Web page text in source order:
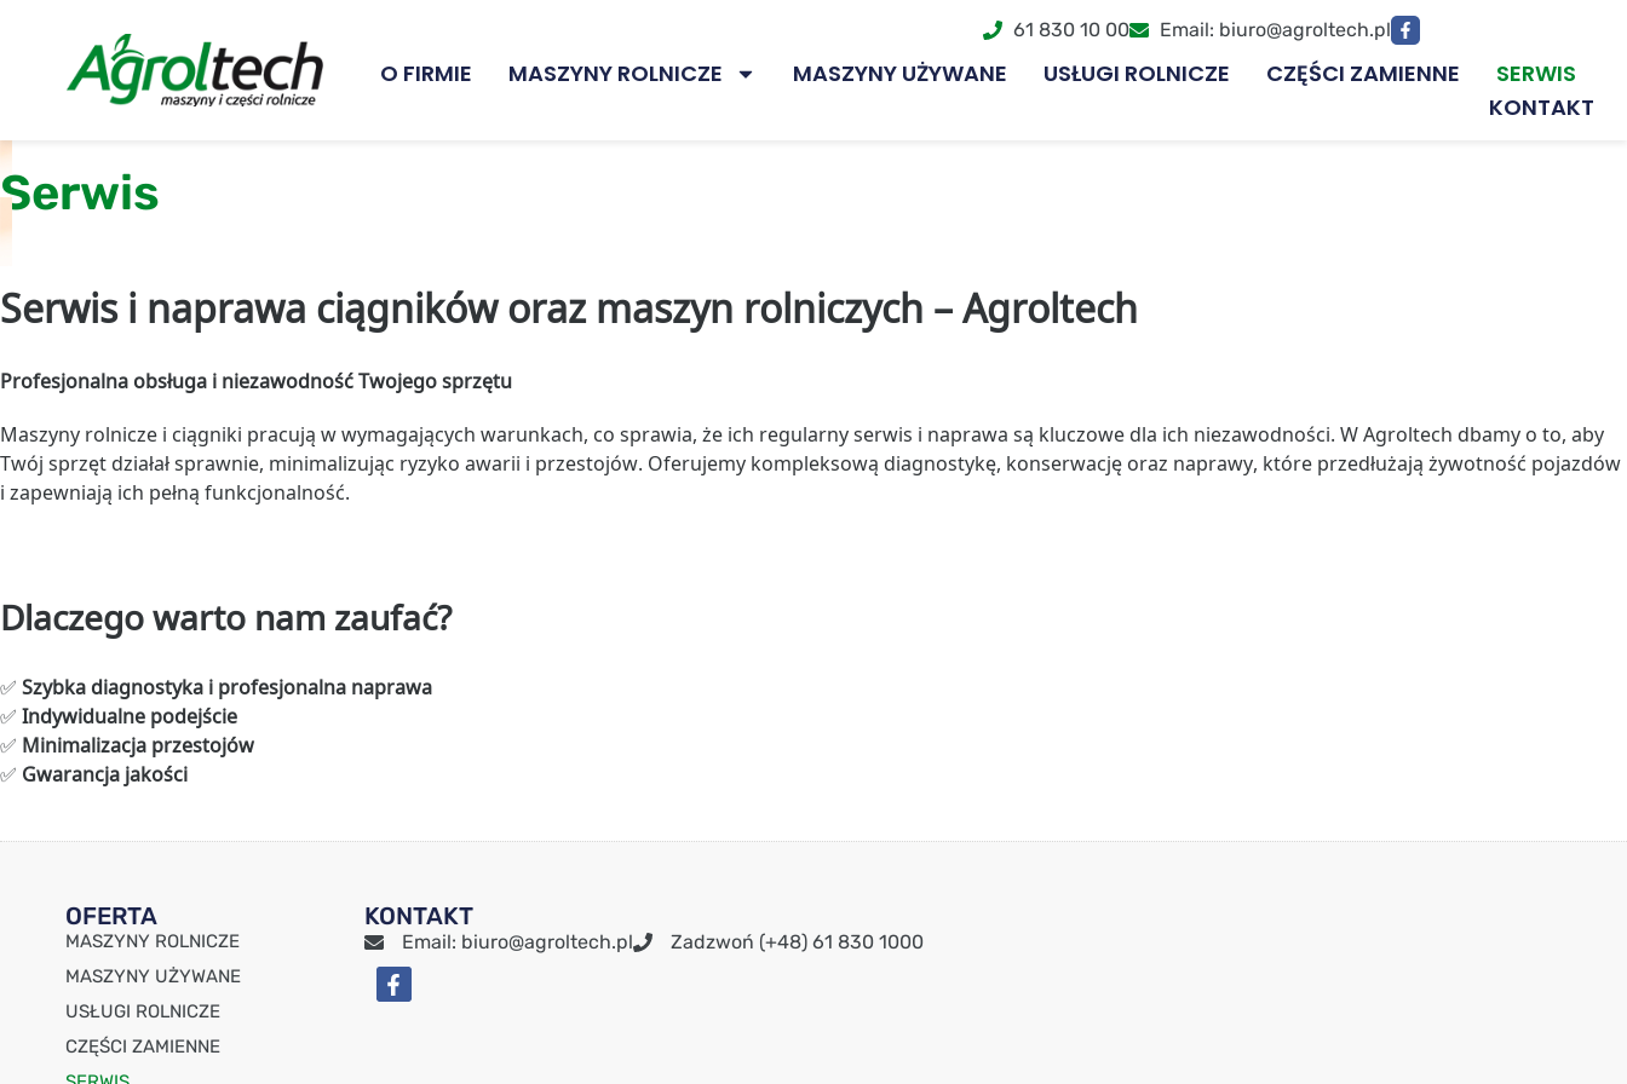
61 830 10 00 Email: biuro@agroltech.pl
O FIRMIE MASZYNY ROLNICZE MASZYNY UŻYWANE USŁUGI ROLNICZE CZĘŚCI ZAMIENNE
SERWIS
KONTAKT
Serwis
Serwis i naprawa ciągników oraz maszyn rolniczych – Agroltech
Profesjonalna obsługa i niezawodność Twojego sprzętu
Maszyny rolnicze i ciągniki pracują w wymagających warunkach, co sprawia, że ich regularny serwis i naprawa są kluczowe dla ich niezawodności. W Agroltech dbamy o to, aby
Twój sprzęt działał sprawnie, minimalizując ryzyko awarii i przestojów. Oferujemy kompleksową diagnostykę, konserwację oraz naprawy, które przedłużają żywotność pojazdów
i zapewniają ich pełną funkcjonalność.
Dlaczego warto nam zaufać?
✅Szybka diagnostyka i profesjonalna naprawa
✅Indywidualne podejście
✅Minimalizacja przestojów
✅Gwarancja jakości
OFERTA
MASZYNY ROLNICZE
MASZYNY UŻYWANE
USŁUGI ROLNICZE
CZĘŚCI ZAMIENNE
KONTAKT
Email: biuro@agroltech.pl Zadzwoń (+48) 61 830 1000